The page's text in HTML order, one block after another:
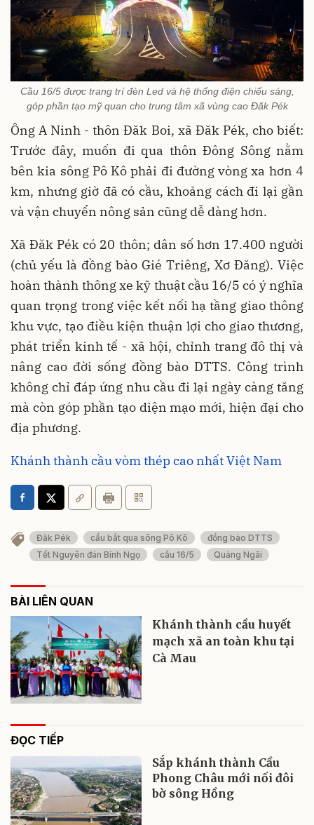
Cầu 16/5 được trang trí đèn Led và hệ thống điện chiếu sáng,
góp phần tạo mỹ quan cho trung tâm xã vùng cao Đăk Pék
Ông A Ninh - thôn Đăk Boi, xã Đăk Pék, cho biết:
Trước đây, muốn đi qua thôn Đông Sông nằm
bên kia sông Pô Kô phải đi đường vòng xa hơn 4
km, nhưng giờ đã có cầu, khoảng cách đi lại gần
và vận chuyển nông sản cũng dễ dàng hơn.
Xã Đăk Pék có 20 thôn; dân số hơn 17.400 người
(chủ yếu là đồng bào Gié Triêng, Xơ Đăng). Việc
hoàn thành thông xe kỹ thuật cầu 16/5 có ý nghĩa
quan trọng trong việc kết nối hạ tầng giao thông
khu vực, tạo điều kiện thuận lợi cho giao thương,
phát triển kinh tế - xã hội, chỉnh trang đô thị và
nâng cao đời sống đồng bào DTTS. Công trình
không chỉ đáp ứng nhu cầu đi lại ngày càng tăng
mà còn góp phần tạo diện mạo mới, hiện đại cho
địa phương.
Khánh thành cầu vòm thép cao nhất Việt Nam
Đăk Pék cầu bắt qua sông Pô Kô
đồng bào DTTS
Tết Nguyên đán Bính Ngọ
cầu 16/5 Quảng Ngãi
BÀI LIÊN QUAN
Khánh thành cầu huyết
mạch xã an toàn khu tại
Cà Mau
ĐỌC TIẾP
Sắp khánh thành Cầu
Phong Châu mới nối đôi
bờ sông Hồng